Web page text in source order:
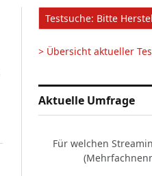
> Übersicht aktueller
Aktuelle Umfrage
Für welchen